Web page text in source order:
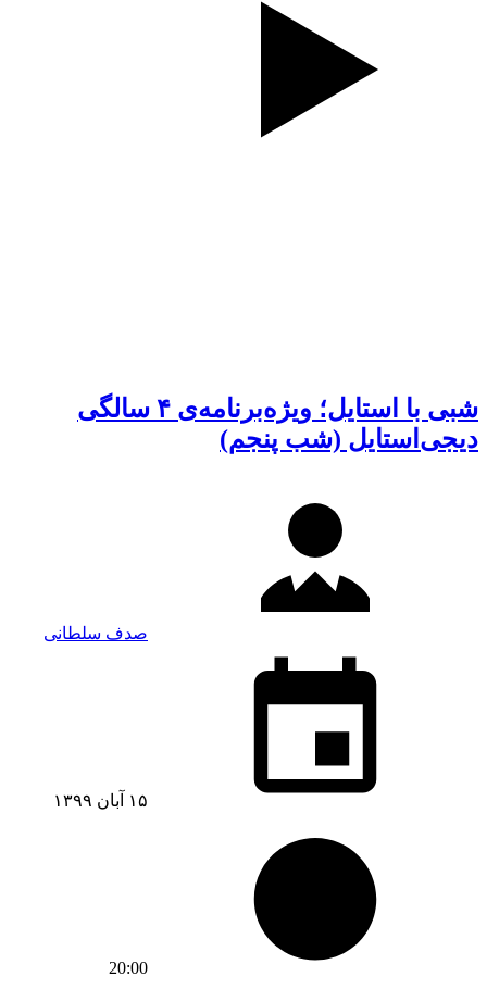
شبی با استایل؛ ویژه‌برنامه‌ی ۴ سالگی
دیجی‌استایل (شب پنجم)
صدف سلطانی
۱۵ آبان ۱۳۹۹
20:00